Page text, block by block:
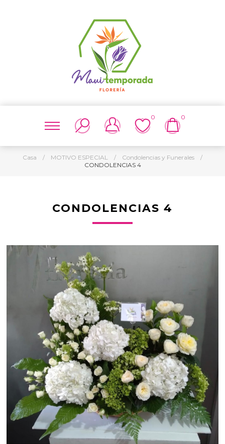
0 0
Casa / MOTIVO ESPECIAL / Condolencias y Funerales
/
CONDOLENCIAS 4
CONDOLENCIAS 4